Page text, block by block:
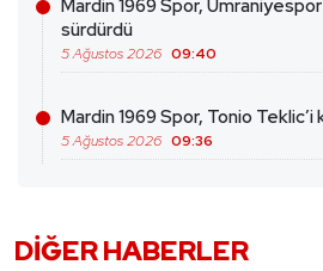
Mardin 1969 Spor, Ümraniyespor
sürdürdü
5 Ağustos 2026 09:40
Mardin 1969 Spor, Tonio Teklic’i
5 Ağustos 2026 09:36
DIĞER HABERLER